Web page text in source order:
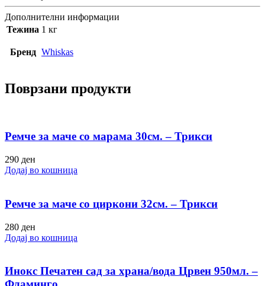
Дополнителни информации
Тежина 1 кг
Бренд Whiskas
Поврзани продукти
Ремче за маче со марама 30см. – Трикси
290 ден
Додај во кошница
Ремче за маче со циркони 32см. – Трикси
280 ден
Додај во кошница
Инокс Печатен сад за храна/вода Црвен 950мл. –